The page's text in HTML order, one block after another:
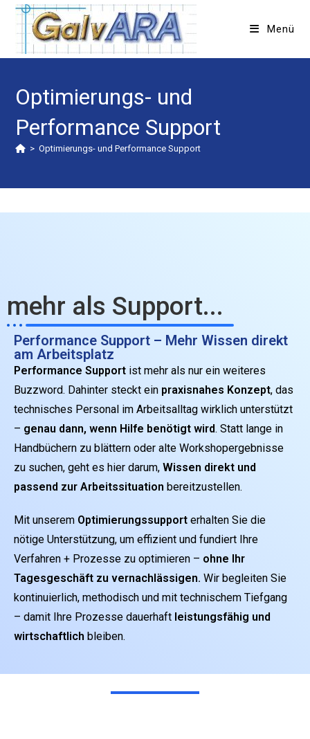
Menü
Optimierungs- und
Performance Support
> Optimierungs- und Performance Support
mehr als Support...
Performance Support – Mehr Wissen direkt
am Arbeitsplatz
Performance Support ist mehr als nur ein weiteres
Buzzword. Dahinter steckt ein praxisnahes Konzept, das
technisches Personal im Arbeitsalltag wirklich unterstützt
– genau dann, wenn Hilfe benötigt wird. Statt lange in
Handbüchern zu blättern oder alte Workshopergebnisse
zu suchen, geht es hier darum, Wissen direkt und
passend zur Arbeitssituation bereitzustellen.
Mit unserem Optimierungssupport erhalten Sie die
nötige Unterstützung, um effizient und fundiert Ihre
Verfahren + Prozesse zu optimieren – ohne Ihr
Tagesgeschäft zu vernachlässigen. Wir begleiten Sie
kontinuierlich, methodisch und mit technischem Tiefgang
– damit Ihre Prozesse dauerhaft leistungsfähig und
wirtschaftlich bleiben.